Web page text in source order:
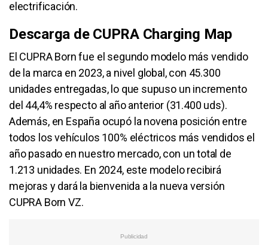
electrificación.
Descarga de CUPRA Charging Map
El CUPRA Born fue el segundo modelo más vendido
de la marca en 2023, a nivel global, con 45.300
unidades entregadas, lo que supuso un incremento
del 44,4% respecto al año anterior (31.400 uds).
Además, en España ocupó la novena posición entre
todos los vehículos 100% eléctricos más vendidos el
año pasado en nuestro mercado, con un total de
1.213 unidades. En 2024, este modelo recibirá
mejoras y dará la bienvenida a la nueva versión
CUPRA Born VZ.